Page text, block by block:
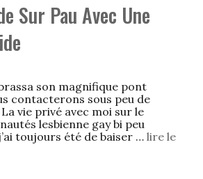
Sur Pau Avec Une
son magnifique pont
contacterons sous peu de
vie privé avec moi sur le
lesbienne gay bi peu
toujours été de baiser … lire le